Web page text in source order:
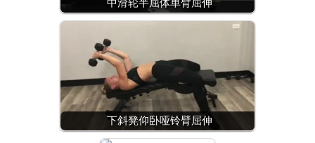
中滑轮半屈体单臂屈伸
下斜凳仰卧哑铃臂屈伸